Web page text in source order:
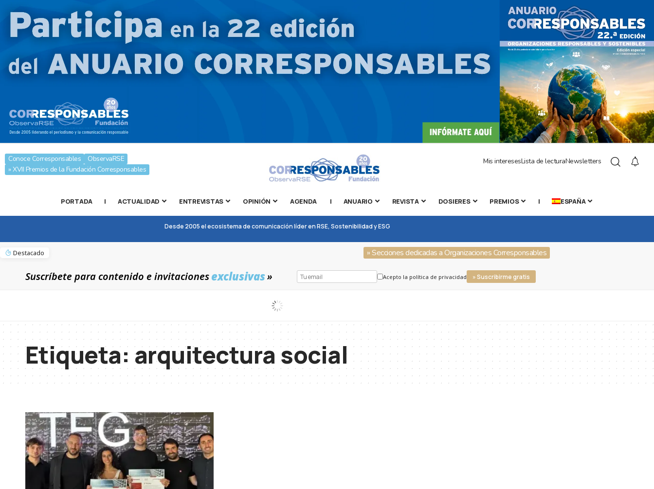
Conoce Corresponsables
ObservaRSE
» XVII Premios de la Fundación Corresponsables
Mis interesesLista de lecturaNewsletters
PORTADA | ACTUALIDAD ENTREVISTAS OPINIÓN AGENDA | ANUARIO REVISTA DOSIERES PREMIOS | ESPAÑA
Desde 2005 el ecosistema de comunicación líder en RSE, Sostenibilidad y ESG
Destacado » Secciones dedicadas a Organizaciones Corresponsables
Suscríbete para contenido e invitacionesexclusivas» Acepto la política de privacidad » Suscribirme gratis
Etiqueta: arquitectura social